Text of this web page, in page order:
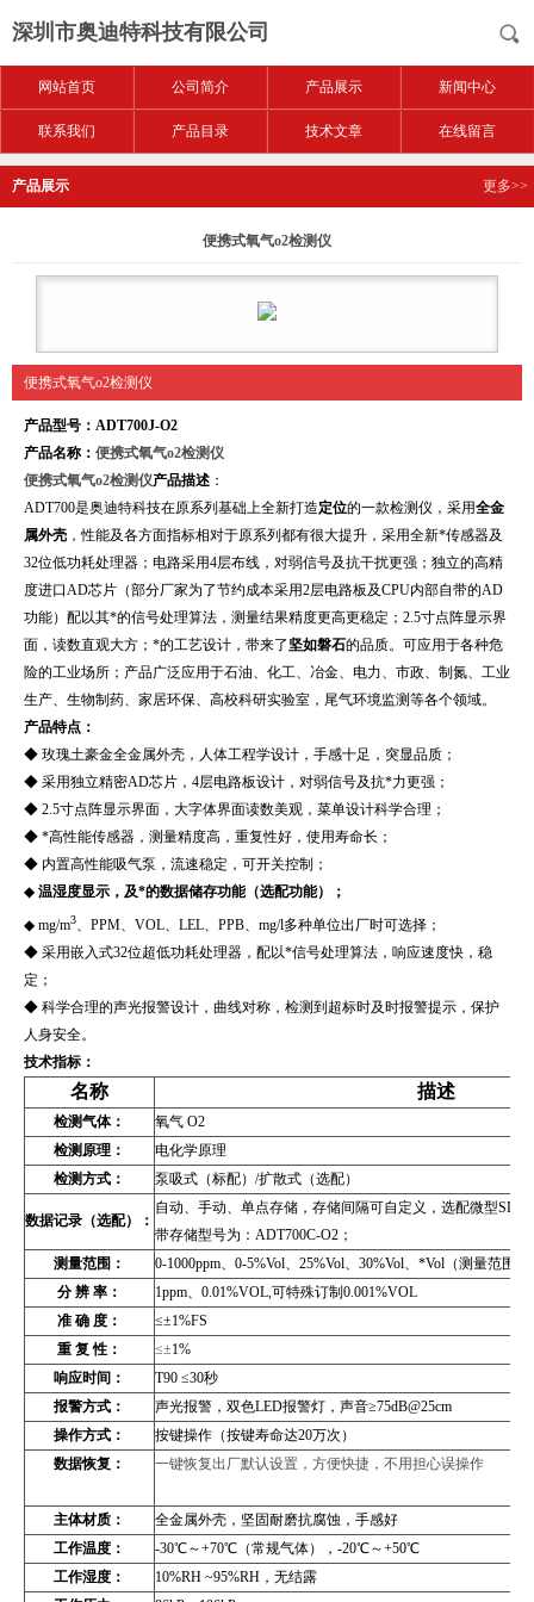
深圳市奥迪特科技有限公司
网站首页 公司简介 产品展示 新闻中心
联系我们 产品目录 技术文章 在线留言
产品展示 更多>>
便携式氧气o2检测仪
便携式氧气o2检测仪
产品型号 ：ADT700J-O2
产品名称 ： 便携式氧气o2检测仪
便携式氧气o2检测仪产品描述 ：
ADT700是奥迪特科技在原系列基础上全新打造定位的一款检测仪，采用全金
属外壳 ，性能及各方面指标相对于原系列都有很大提升，采用全新*传感器及
32位低功耗处理器；电路采用4层布线，对弱信号及抗干扰更强；独立的高精
度进口AD芯片（部分厂家为了节约成本采用2层电路板及CPU内部自带的AD
功能）配以其*的信号处理算法，测量结果精度更高更稳定；2.5寸点阵显示界
面，读数直观大方；*的工艺设计，带来了 坚如磐石的品质。可应用于各种危
险的工业场所；产品广泛应用于石油、化工、冶金、电力、市政、制氮、工业
生产、生物制药、家居环保、高校科研实验室，尾气环境监测等各个领域。
产品特点 ：
◆ 玫瑰土豪金全金属外壳，人体工程学设计，手感十足，突显品质；
◆ 采用独立精密AD芯片，4层电路板设计，对弱信号及抗*力更强；
◆ 2.5寸点阵显示界面，大字体界面读数美观，菜单设计科学合理；
◆ *高性能传感器，测量精度高，重复性好，使用寿命长；
◆ 内置高性能吸气泵，流速稳定，可开关控制；
◆ 温湿度显示，及*的数据储存功能（选配功能）；
◆ mg/m3
、PPM、VOL、LEL、PPB、mg/l多种单位出厂时可选择；
◆ 采用嵌入式32位超低功耗处理器，配以*信号处理算法，响应速度快，稳
定；
◆ 科学合理的声光报警设计，曲线对称，检测到超标时及时报警提示，保护
人身安全。
技术指标 ：
名称 描述
检测气体：
氧气 O2
检测原理：
电化学原理
检测方式：
泵吸式（标配）/扩散式（选配）
数据记录（选配）：
自动、手动、单点存储，存储间隔可自定义，选配微型SD
带存储型号为：ADT700C-O2；
测量范围：
0-1000ppm 、0-5%Vol、25%Vol、30%Vol、*Vol （测量范围
分 辨 率：
1ppm 、0.01%VOL,可特殊订制0.001%VOL
准 确 度：
≤±1%FS
重 复 性：
≤±1%
响应时间：
T90 ≤30秒
报警方式：
声光报警，双色LED报警灯，声音≥75dB@25cm
操作方式：
按键操作（按键寿命达20万次）
数据恢复：
一键恢复出厂默认设置，方便快捷，不用担心误操作
主体材质： 全金属外壳 ，坚固耐磨抗腐蚀，手感好
工作温度：
-30℃～+70℃（常规气体），-20℃～+50℃
工作湿度：
10%RH ~95%RH ，无结露